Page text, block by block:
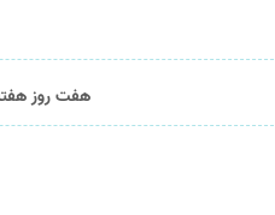
هفت روز هفته 8 ساعت در روز پاسخگو شما